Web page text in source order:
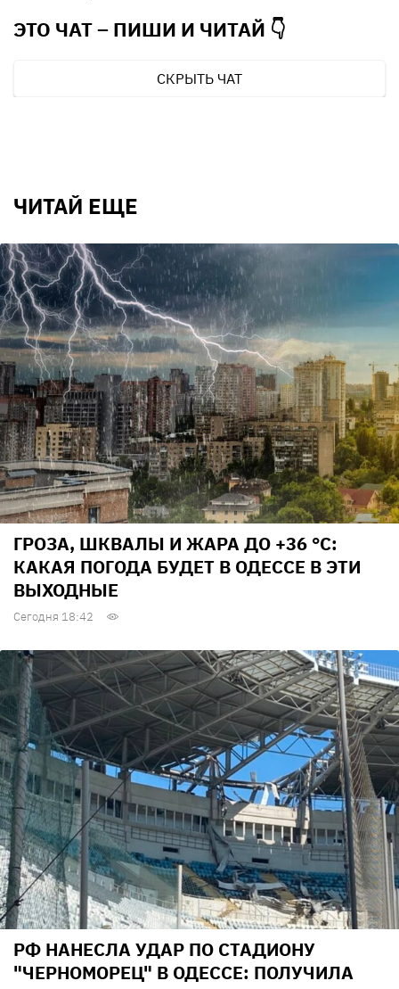
ЭТО ЧАТ – ПИШИ И ЧИТАЙ 👇
СКРЫТЬ ЧАТ
ЧИТАЙ ЕЩЕ
ГРОЗА, ШКВАЛЫ И ЖАРА ДО +36 °С:
КАКАЯ ПОГОДА БУДЕТ В ОДЕССЕ В ЭТИ
ВЫХОДНЫЕ
Сегодня 18:42
РФ НАНЕСЛА УДАР ПО СТАДИОНУ
"ЧЕРНОМОРЕЦ" В ОДЕССЕ: ПОЛУЧИЛА